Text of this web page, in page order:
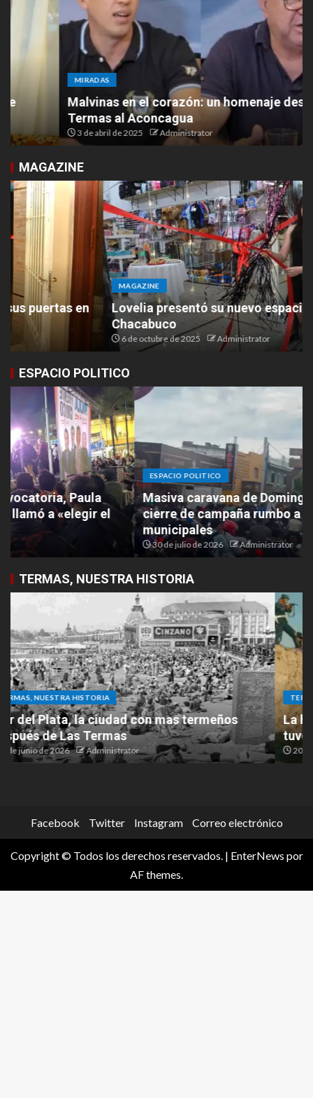
Malvinas en el corazón: un homenaje desde las
Termas al Aconcagua
3 de abril de 2025 Administrator
MAGAZINE
MAGAZINE
Lovelia presentó su nuevo espacio en Ruta 9 y
Chacabuco
6 de octubre de 2025 Administrator
ESPACIO POLITICO
ESPACIO POLITICO
Masiva caravana de Domingo Gatella marcó el
cierre de campaña rumbo a las elecciones
municipales
30 de julio de 2026 Administrator
TERMAS, NUESTRA HISTORIA
TERMAS, NUESTRA HISTORIA
La histórica filmación de “El Cabo Savino” que
tuvo a Las Termas como protagonista
20 de mayo de 2026 Administrator
Facebook Twitter Instagram Correo electrónico
Copyright © Todos los derechos reservados. | EnterNews por
AF themes.